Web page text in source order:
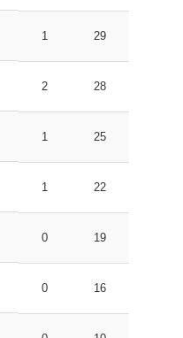
1 29
2 28
1 25
1 22
0 19
0 16